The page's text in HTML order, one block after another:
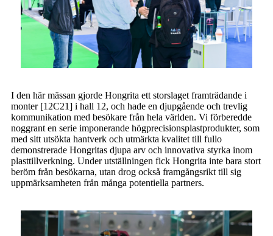
I den här mässan gjorde Hongrita ett storslaget framträdande i
monter [12C21] i hall 12, och hade en djupgående och trevlig
kommunikation med besökare från hela världen. Vi förberedde
noggrant en serie imponerande högprecisionsplastprodukter, som
med sitt utsökta hantverk och utmärkta kvalitet till fullo
demonstrerade Hongritas djupa arv och innovativa styrka inom
plasttillverkning. Under utställningen fick Hongrita inte bara stort
beröm från besökarna, utan drog också framgångsrikt till sig
uppmärksamheten från många potentiella partners.